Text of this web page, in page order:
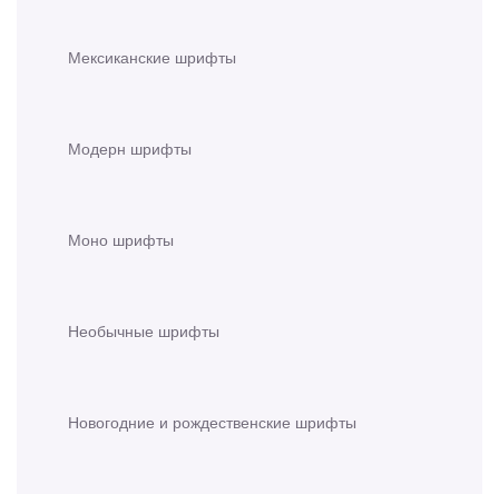
Мексиканские шрифты
Модерн шрифты
Моно шрифты
Необычные шрифты
Новогодние и рождественские шрифты